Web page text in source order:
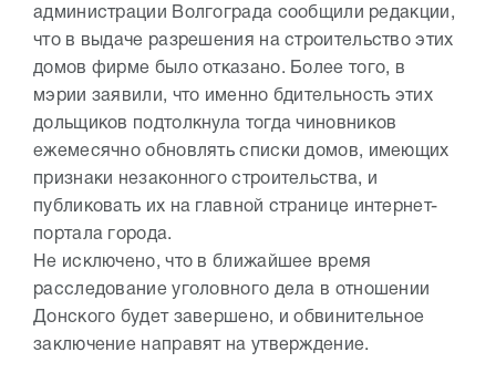
администрации Волгограда сообщили редакции,
что в выдаче разрешения на строительство этих
домов фирме было отказано. Более того, в
мэрии заявили, что именно бдительность этих
дольщиков подтолкнула тогда чиновников
ежемесячно обновлять списки домов, имеющих
признаки незаконного строительства, и
публиковать их на главной странице интернет-
портала города.
Не исключено, что в ближайшее время
расследование уголовного дела в отношении
Донского будет завершено, и обвинительное
заключение направят на утверждение.